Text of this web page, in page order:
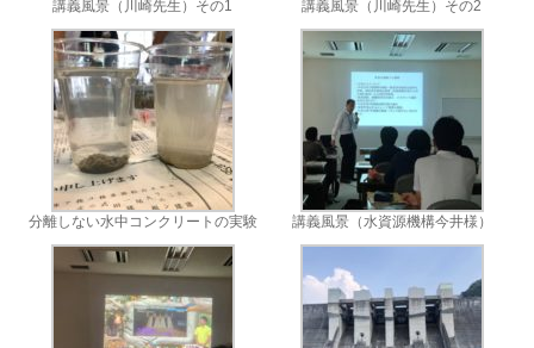
講義風景（川崎先生）その1 講義風景（川崎先生）その2
分離しない水中コンクリートの実験 講義風景（水資源機構今井様）